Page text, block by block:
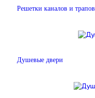
Решетки каналов и трапов
Душевые двери